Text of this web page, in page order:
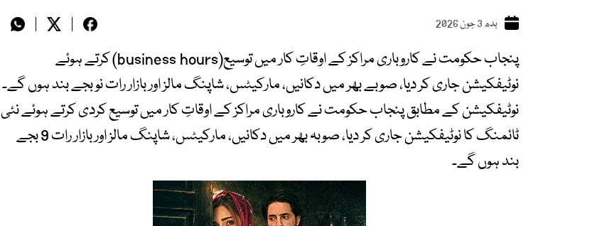
بدھ 3 جون 2026
پنجاب حکومت نے کاروباری مراکز کے اوقاتِ کار میں توسیع(business hours) کرتے ہوئے
نوٹیفکیشن جاری کر دیا، صوبے بھر میں دکانیں، مارکیٹس، شاپنگ مالز اور بازار رات نو بجے بند ہوں گے۔
نوٹیفکیشن کے مطابق پنجاب حکومت نے کاروباری مراکز کے اوقاتِ کار میں توسیع کردی کرتے ہوئے نئی
ٹائمنگ کا نوٹیفکیشن جاری کر دیا، صوبہ بھر میں دکانیں، مارکیٹس، شاپنگ مالز اور بازار رات 9 بجے
بند ہوں گے۔